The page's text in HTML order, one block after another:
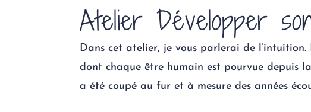
Atelier Développer
Dans cet atelier, je vous parlerai de l’intuition.
dont chaque être humain est pourvue depuis
a été coupé au fur et à mesure des années